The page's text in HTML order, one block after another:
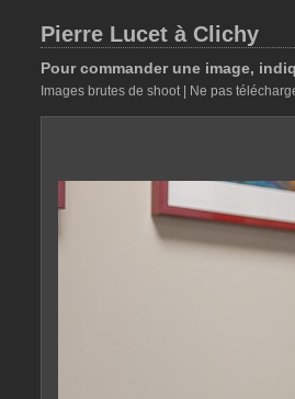
Pierre Lucet à Clichy
Pour commander une image,
Images brutes de shoot | Ne pas